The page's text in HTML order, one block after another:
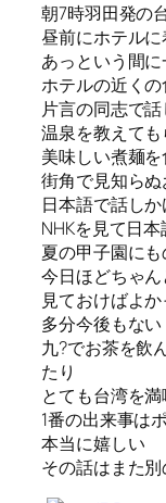
朝7時羽田発の
昼前にホテル
あっという間
ホテルの近く
片言の同志で話
温泉を教えて
美味しい煮麺を
街角で見知ら
日本語で話し
NHKを見て日
夏の甲子園に
今日ほどちゃ
見ておけばよ
多分今後もない
九?でお茶を飲
たり
とても台湾を
1番の出来事は
本当に嬉しい
その話はまた